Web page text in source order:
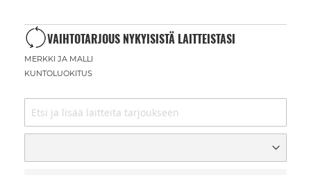
VAIHTOTARJOUS NYKYISISTÄ LAITTEISTASI
MERKKI JA MALLI
KUNTOLUOKITUS